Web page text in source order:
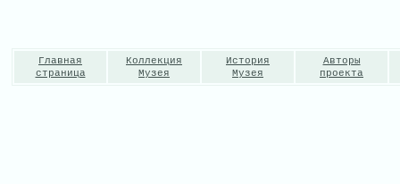
Главная
страница
Коллекция
Музея
История
Музея
Авторы
проекта